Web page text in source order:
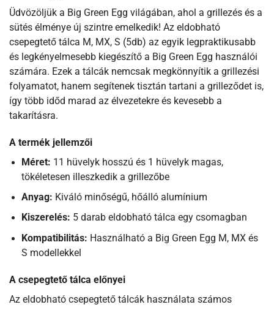
Üdvözöljük a Big Green Egg világában, ahol a grillezés és a
sütés élménye új szintre emelkedik! Az eldobható
csepegtető tálca M, MX, S (5db) az egyik legpraktikusabb
és legkényelmesebb kiegészítő a Big Green Egg használói
számára. Ezek a tálcák nemcsak megkönnyítik a grillezési
folyamatot, hanem segítenek tisztán tartani a grilleződet is,
így több időd marad az élvezetekre és kevesebb a
takarításra.
A termék jellemzői
Méret: 11 hüvelyk hosszú és 1 hüvelyk magas,
tökéletesen illeszkedik a grillezőbe
Anyag: Kiváló minőségű, hőálló alumínium
Kiszerelés: 5 darab eldobható tálca egy csomagban
Kompatibilitás: Használható a Big Green Egg M, MX és
S modellekkel
A csepegtető tálca előnyei
Az eldobható csepegtető tálcák használata számos